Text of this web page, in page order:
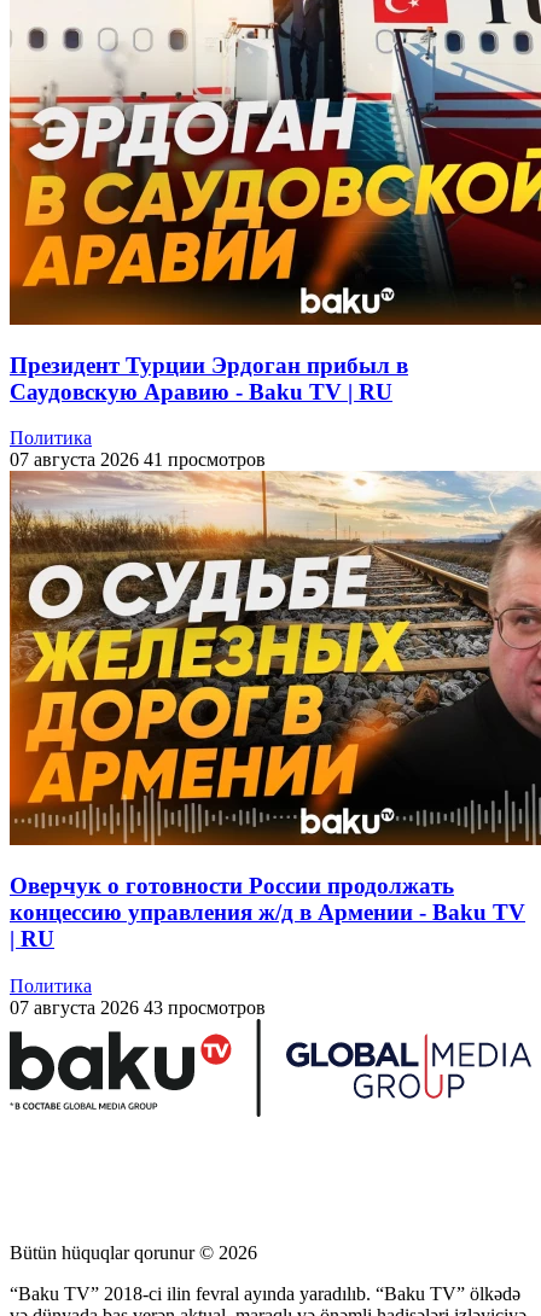
Президент Турции Эрдоган прибыл в
Саудовскую Аравию - Baku TV | RU
Политика
07 августа 2026 41 просмотров
Оверчук о готовности России продолжать
концессию управления ж/д в Армении - Baku TV
| RU
Политика
07 августа 2026 43 просмотров
Bütün hüquqlar qorunur © 2026
“Baku TV” 2018-ci ilin fevral ayında yaradılıb. “Baku TV” ölkədə